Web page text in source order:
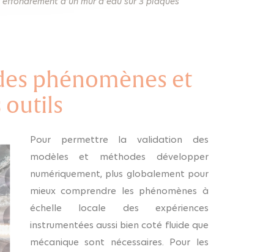
phénomènes et
outils
Pour permettre la validation des
modèles et méthodes développer
numériquement, plus globalement pour
mieux comprendre les phénomènes à
échelle locale des expériences
instrumentées aussi bien coté fluide que
mécanique sont nécessaires. Pour les